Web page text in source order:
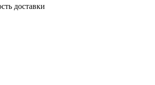
доставки